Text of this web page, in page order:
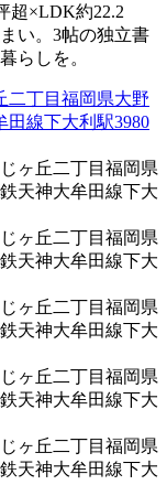
超×LDK約22.2
い。3帖の独立書
らしを。